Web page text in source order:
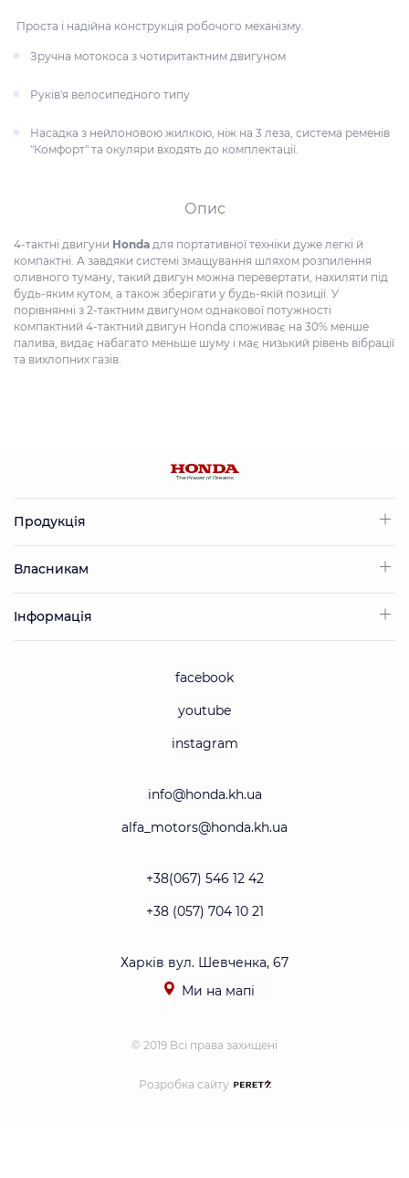
Проста і надійна конструкція робочого механізму.
Зручна мотокоса з чотиритактним двигуном
Руків'я велосипедного типу
Насадка з нейлоновою жилкою, ніж на 3 леза, система ременів
"Комфорт" та окуляри входять до комплектації.
Опис
4-тактні двигуни Honda для портативної техніки дуже легкі й
компактні. А завдяки системі змащування шляхом розпилення
оливного туману, такий двигун можна перевертати, нахиляти під
будь-яким кутом, а також зберігати у будь-якій позиції. У
порівнянні з 2-тактним двигуном однакової потужності
компактний 4-тактний двигун Honda споживає на 30% менше
палива, видає набагато меньше шуму і має низький рівень вібрації
та вихлопних газів.
Продукція
Власникам
Інформація
facebook
youtube
instagram
info@honda.kh.ua
alfa_motors@honda.kh.ua
+38(067) 546 12 42
+38 (057) 704 10 21
Харків вул. Шевченка, 67
Ми на мапі
© 2019 Всі права захищені
Розробка сайту